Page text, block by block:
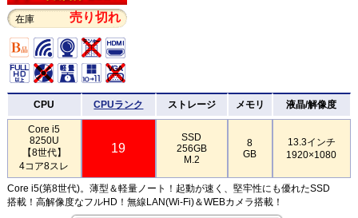
在庫 売り切れ
CPU CPUランク ストレージ メモリ 液晶/解像度
Core i5
8250U
【8世代】
4コア8スレ
19
SSD
256GB
M.2
8
GB
13.3インチ
1920×1080
Core i5(第8世代)。薄型＆軽量ノート！起動が速く、堅牢性にも優れたSSD
搭載！高解像度なフルHD！無線LAN(Wi-Fi)＆WEBカメラ搭載！